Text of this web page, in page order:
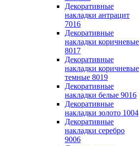
Декоративные
накладки антрацит
7016
Декоративные
накладки коричневые
8017
Декоративные
накладки коричневые
темные 8019
Декоративные
накладки белые 9016
Декоративные
накладки золото 1004
Декоративные
накладки серебро
9006